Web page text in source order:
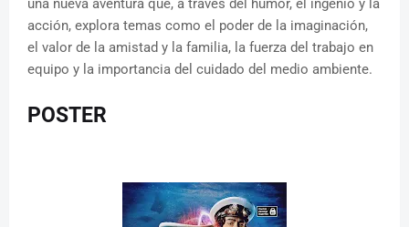
una nueva aventura que, a través del humor, el ingenio y la
acción, explora temas como el poder de la imaginación,
el valor de la amistad y la familia, la fuerza del trabajo en
equipo y la importancia del cuidado del medio ambiente.
POSTER